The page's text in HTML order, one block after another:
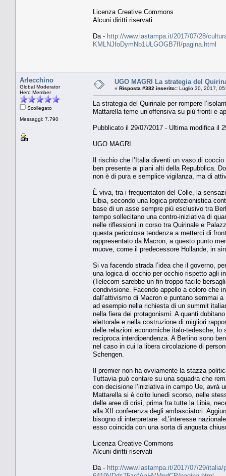
Licenza Creative Commons
Alcuni diritti riservati.
Da - http://www.lastampa.it/2017/07/28/
KMLNJfoDymNb1ULGOGB7fI/pagina.html
Arlecchino
Global Moderator
Hero Member
Scollegato
Messaggi: 7.790
UGO MAGRI La strategia del
« Risposta #382 inserito:: Luglio 30, 2017,
La strategia del Quirinale per rompere
Mattarella teme un’offensiva su più fronti e
Pubblicato il 29/07/2017 - Ultima modifica il
UGO MAGRI
Il rischio che l’Italia diventi un vaso di
ben presente ai piani alti della Repubblica.
non è di pura e semplice vigilanza, ma di
È viva, tra i frequentatori del Colle, la
Libia, secondo una logica protezionistica
base di un asse sempre più esclusivo tra
tempo sollecitano una contro-iniziativa di
nelle riflessioni in corso tra Quirinale e
questa pericolosa tendenza a metterci di
rappresentato da Macron, a questo punto
muove, come il predecessore Hollande, in
Si va facendo strada l’idea che il governo,
una logica di occhio per occhio rispetto agli
(Telecom sarebbe un fin troppo facile
condivisione. Facendo appello a coloro che
dall’attivismo di Macron e puntano semmai
ad esempio nella richiesta di un summit
nella fiera dei protagonismi. A quanti
elettorale e nella costruzione di migliori
delle relazioni economiche italo-tedesche,
reciproca interdipendenza. A Berlino sono
nel caso in cui la libera circolazione di
Schengen.
Il premier non ha ovviamente la stazza
Tuttavia può contare su una squadra che
con decisione l’iniziativa in campo Ue, avrà
Mattarella si è colto lunedì scorso, nelle
delle aree di crisi, prima fra tutte la Libia,
alla XII conferenza degli ambasciatori.
bisogno di interpretare: «L’interesse
esso coincida con una sorta di angusta
Licenza Creative Commons
Alcuni diritti riservati
Da - http://www.lastampa.it/2017/07/29/